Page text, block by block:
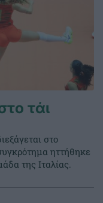
τάι
στο
ηττήθηκε
της Ιταλίας.